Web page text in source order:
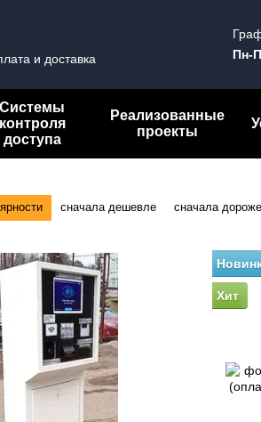
и доставка
Пн-
Системы
контроля
доступа
Реализованные
проекты
сначала дешевле сначала дороже
Хит